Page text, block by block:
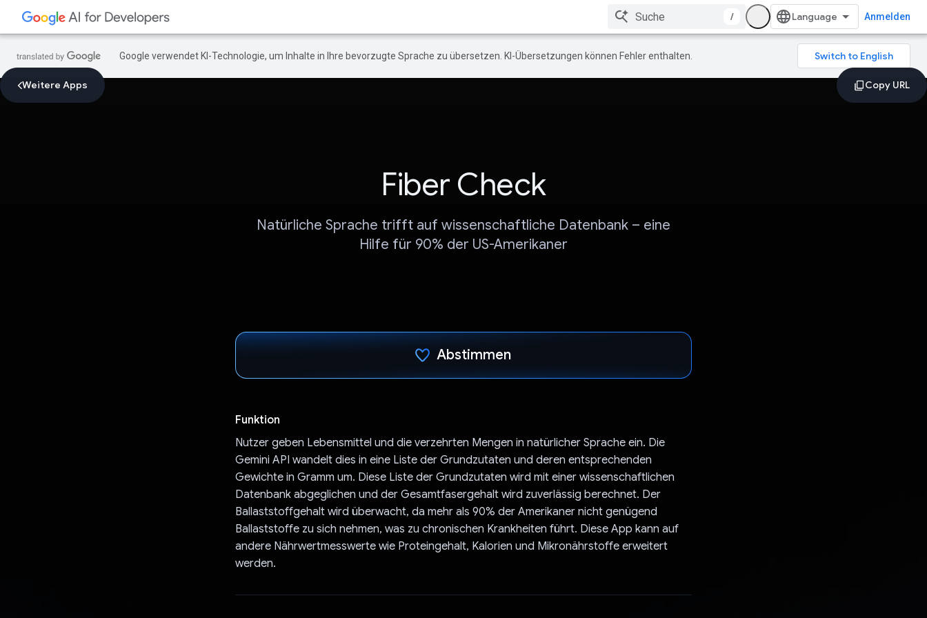
/ Anmelden
Google verwendet KI-Technologie, um Inhalte in Ihre bevorzugte Sprache zu übersetzen. KI-Übersetzungen können Fehler enthalten.
Weitere Apps
Fiber Check
Natürliche Sprache trifft auf wissenschaftliche Datenbank – eine
Hilfe für 90% der US-Amerikaner
Abstimmen
Funktion
Nutzer geben Lebensmittel und die verzehrten Mengen in natürlicher Sprache ein. Die
Gemini API wandelt dies in eine Liste der Grundzutaten und deren entsprechenden
Gewichte in Gramm um. Diese Liste der Grundzutaten wird mit einer wissenschaftlichen
Datenbank abgeglichen und der Gesamtfasergehalt wird zuverlässig berechnet. Der
Ballaststoffgehalt wird überwacht, da mehr als 90% der Amerikaner nicht genügend
Ballaststoffe zu sich nehmen, was zu chronischen Krankheiten führt. Diese App kann auf
andere Nährwertmesswerte wie Proteingehalt, Kalorien und Mikronährstoffe erweitert
werden.